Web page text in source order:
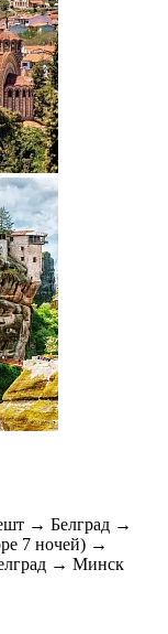
→ Белград →
7 ночей) →
→ Минск